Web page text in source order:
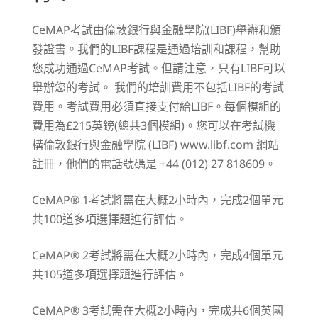
CeMAP考試由倫敦銀行與金融學院(LIBF)舉辦和頒
發證書。我們的LIBF課程是通過培訓和課程，幫助
您成功通過CeMAP考試。但請注意，只有LIBF可以
舉辦您的考試。 我們的培訓費用不包括LIBF的考試
費用。考試費用必須直接支付給LIBF。每個模組的
費用為£215英鎊(總共3個模組)。您可以在考試機
構倫敦銀行與金融學院 (LIBF) www.libf.com 網站
註冊，他們的電話號碼是 +44 (012) 27 818609。
CeMAP® 1考試將需在大概2小時內，完成2個單元
共100道多項選擇題進行評估。
CeMAP® 2考試將需在大概2小時內，完成4個單元
共105道多項選擇題進行評估。
CeMAP® 3考試需在大概2小時內，完成共6個英國